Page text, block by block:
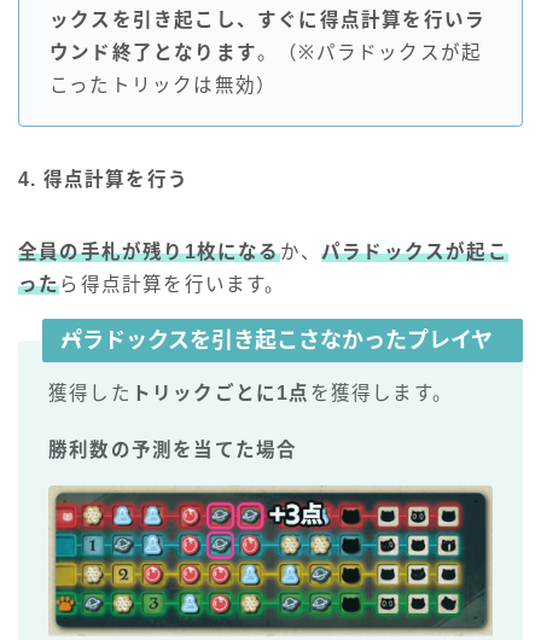
ックスを引き起こし、すぐに得点計算を行いラ
ウンド終了となります。（※パラドックスが起
こったトリックは無効）
4. 得点計算を行う
全員の手札が残り1枚になるか、パラドックスが起こ
ったら得点計算を行います。
パラドックスを引き起こさなかったプレイヤー
獲得した トリックごとに1点 を獲得します。
勝利数の予測を当てた場合